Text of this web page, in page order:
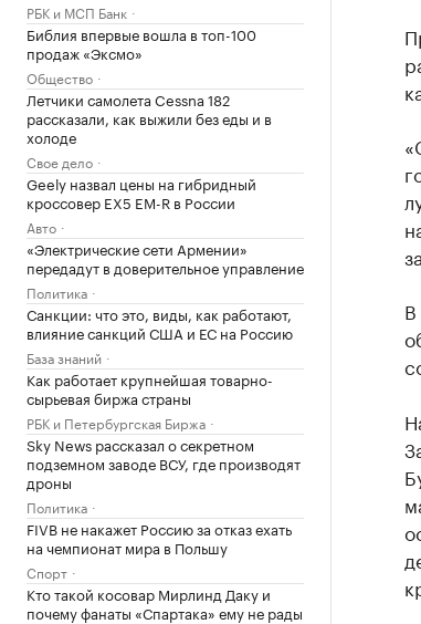
РБК и МСП Банк
Библия впервые вошла в топ-100
продаж «Эксмо»
Общество
Летчики самолета Cessna 182
рассказали, как выжили без еды и в
холоде
Свое дело
Geely назвал цены на гибридный
кроссовер EX5 EM-R в России
Авто
«Электрические сети Армении»
передадут в доверительное управление
Политика
Санкции: что это, виды, как работают,
влияние санкций США и ЕС на Россию
База знаний
Как работает крупнейшая товарно-
сырьевая биржа страны
РБК и Петербургская Биржа
Sky News рассказал о секретном
подземном заводе ВСУ, где производят
дроны
Политика
FIVB не накажет Россию за отказ ехать
на чемпионат мира в Польшу
Спорт
Кто такой косовар Мирлинд Даку и
почему фанаты «Спартака» ему не рады